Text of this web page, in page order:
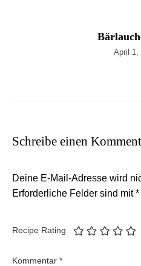
April 1,
Schreibe einen
Deine E-Mail-Adresse wird
Erforderliche Felder sind mit*
Recipe Rating
Kommentar *